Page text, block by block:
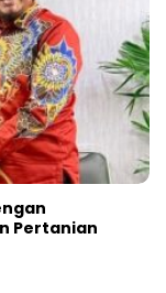
Pertanian